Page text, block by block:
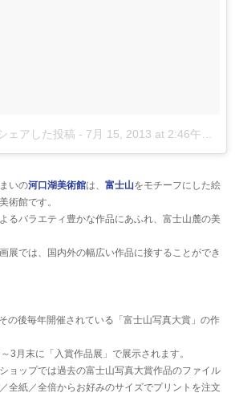
ェアした投稿 - 7月 15, 2013 at 2:46午前 PDT
いの河口湖美術館は、 富士山をモチーフにした絵
術館です。
るバラエティ豊かな作品にあふれ、富士山麓の美
展では、国内外の幅広い作品に接することができ
の後毎年開催されている「富士山写真大賞」の作
3月末に「入賞作品展」で展示されます。
ョップでは過去の富士山写真大賞作品のファイル
全紙／全倍からお好みのサイズでプリントを注文